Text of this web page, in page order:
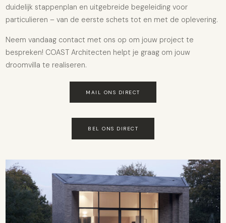
duidelijk stappenplan en uitgebreide begeleiding voor
particulieren – van de eerste schets tot en met de oplevering.
Neem vandaag contact met ons op om jouw project te
bespreken! COAST Architecten helpt je graag om jouw
droomvilla te realiseren.
MAIL ONS DIRECT
BEL ONS DIRECT